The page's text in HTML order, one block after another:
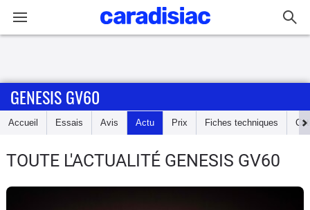
Accueil
Essais
GENESIS GV60
Accueil Essais Avis Actu Prix Fiches techniques
TOUTE L'ACTUALITÉ GENESIS GV60